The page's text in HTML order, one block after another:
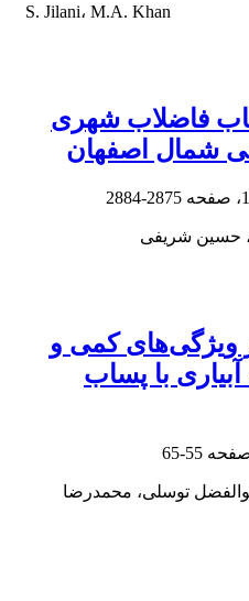
S. Jilani، M.A. Khan
فاضلاب شهری
شمال اصفهان
2875-2884
حسین شریفی
ویژگی‌های کمی و
با پساب
55-65
توسلی، محمدرضا